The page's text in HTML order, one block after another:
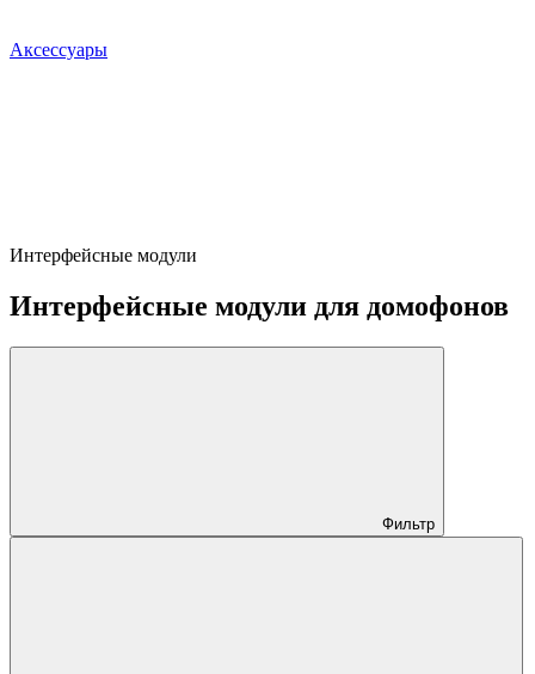
Аксессуары
Интерфейсные модули
Интерфейсные модули для домофонов
Фильтр